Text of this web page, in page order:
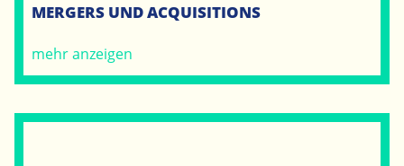
MERGERS UND ACQUISITIONS
mehr anzeigen